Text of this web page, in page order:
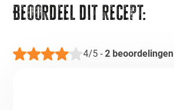
Beoordeel dit recept:
4/5- 2beoordelingen